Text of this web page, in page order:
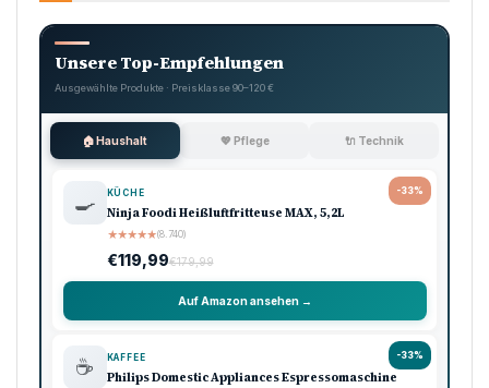
Unsere Top-Empfehlungen
Ausgewählte Produkte · Preisklasse 90–120 €
🏠 Haushalt 💖 Pflege 🔌 Technik
-33%
🍳 KÜCHE
Ninja Foodi Heißluftfritteuse MAX, 5,2L
★★★★★(8.740)
€119,99€179,99
Auf Amazon ansehen →
-33%
☕ KAFFEE
Philips Domestic Appliances Espressomaschine